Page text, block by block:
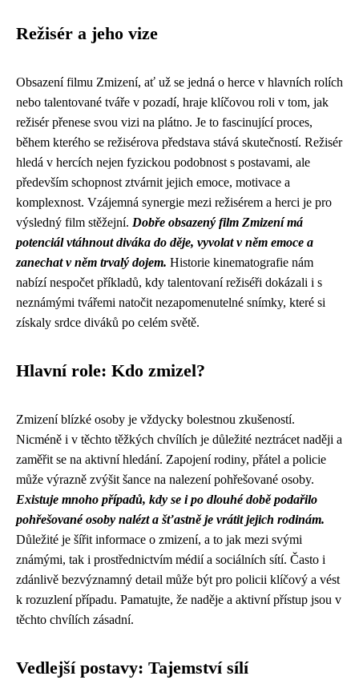
Režisér a jeho vize
Obsazení filmu Zmizení, ať už se jedná o herce v hlavních rolích
nebo talentované tváře v pozadí, hraje klíčovou roli v tom, jak
režisér přenese svou vizi na plátno. Je to fascinující proces,
během kterého se režisérova představa stává skutečností. Režisér
hledá v hercích nejen fyzickou podobnost s postavami, ale
především schopnost ztvárnit jejich emoce, motivace a
komplexnost. Vzájemná synergie mezi režisérem a herci je pro
výsledný film stěžejní. Dobře obsazený film Zmizení má
potenciál vtáhnout diváka do děje, vyvolat v něm emoce a
zanechat v něm trvalý dojem. Historie kinematografie nám
nabízí nespočet příkladů, kdy talentovaní režiséři dokázali i s
neznámými tvářemi natočit nezapomenutelné snímky, které si
získaly srdce diváků po celém světě.
Hlavní role: Kdo zmizel?
Zmizení blízké osoby je vždycky bolestnou zkušeností.
Nicméně i v těchto těžkých chvílích je důležité neztrácet naději a
zaměřit se na aktivní hledání. Zapojení rodiny, přátel a policie
může výrazně zvýšit šance na nalezení pohřešované osoby.
Existuje mnoho případů, kdy se i po dlouhé době podařilo
pohřešované osoby nalézt a šťastně je vrátit jejich rodinám.
Důležité je šířit informace o zmizení, a to jak mezi svými
známými, tak i prostřednictvím médií a sociálních sítí. Často i
zdánlivě bezvýznamný detail může být pro policii klíčový a vést
k rozuzlení případu. Pamatujte, že naděje a aktivní přístup jsou v
těchto chvílích zásadní.
Vedlejší postavy: Tajemství sílí